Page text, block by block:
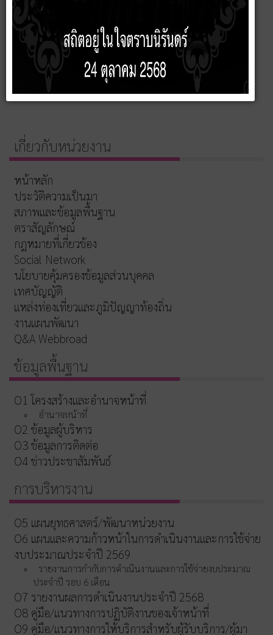
เกี่ยวกับหน่วยงาน
หน้าหลัก
ประวัติความเป็นมา
สภาพและข้อมูลพื้นฐาน
ตราสัญลักษณ์
กฎหมายที่เกี่ยวข้อง
Social Network
นโยบายคุ้มครองข้อมูลส่วนบุคคล
เทศบัญญัติ
แหล่งท่องเที่ยวและภูมิปัญญาท้องถิ่น
งานแผนพัฒนา
Q&A Webbroad
ข้อมูลพื้นฐาน
O1 โครงสร้างและอำนาจหน้าที่
อำนาจหน้าที่
O2 ข้อมูลผู้บริหาร
O3 ข้อมูลการติดต่อ
O4 ข่าวประชาสัมพันธ์
การบริหารงาน
O5 แผนยุทธศาสตร์/พัฒนาหน่วยงาน
O6 แผนและความก้าวหน้าในการดำเนินงานและการใช้จ่าย
งบประมาณประจำปี 2569
รายงานการกำกับการดำเนินงานและการใช้จ่ายงบประมาณ
ประจำปี รอบ 6 เดือน
O7 รายงานผลการดำเนินงานประจำปี 2568
O8 คู่มือ/แนวทางการปฏิบัติงานของเจ้าหน้าที่
O9 คู่มือ/แนวทางการให้บริการสำหรับผู้รับบริการ/ผู้มา